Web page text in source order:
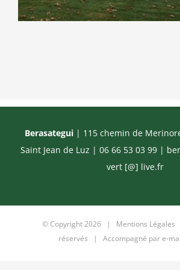
Berasategui| 115 chemin de
Saint Jean de Luz | 06 66 53 03 99 |
vert [@] live.fr
© Copyright2026 | Mentions Légales
réservés | Accompagné pare-